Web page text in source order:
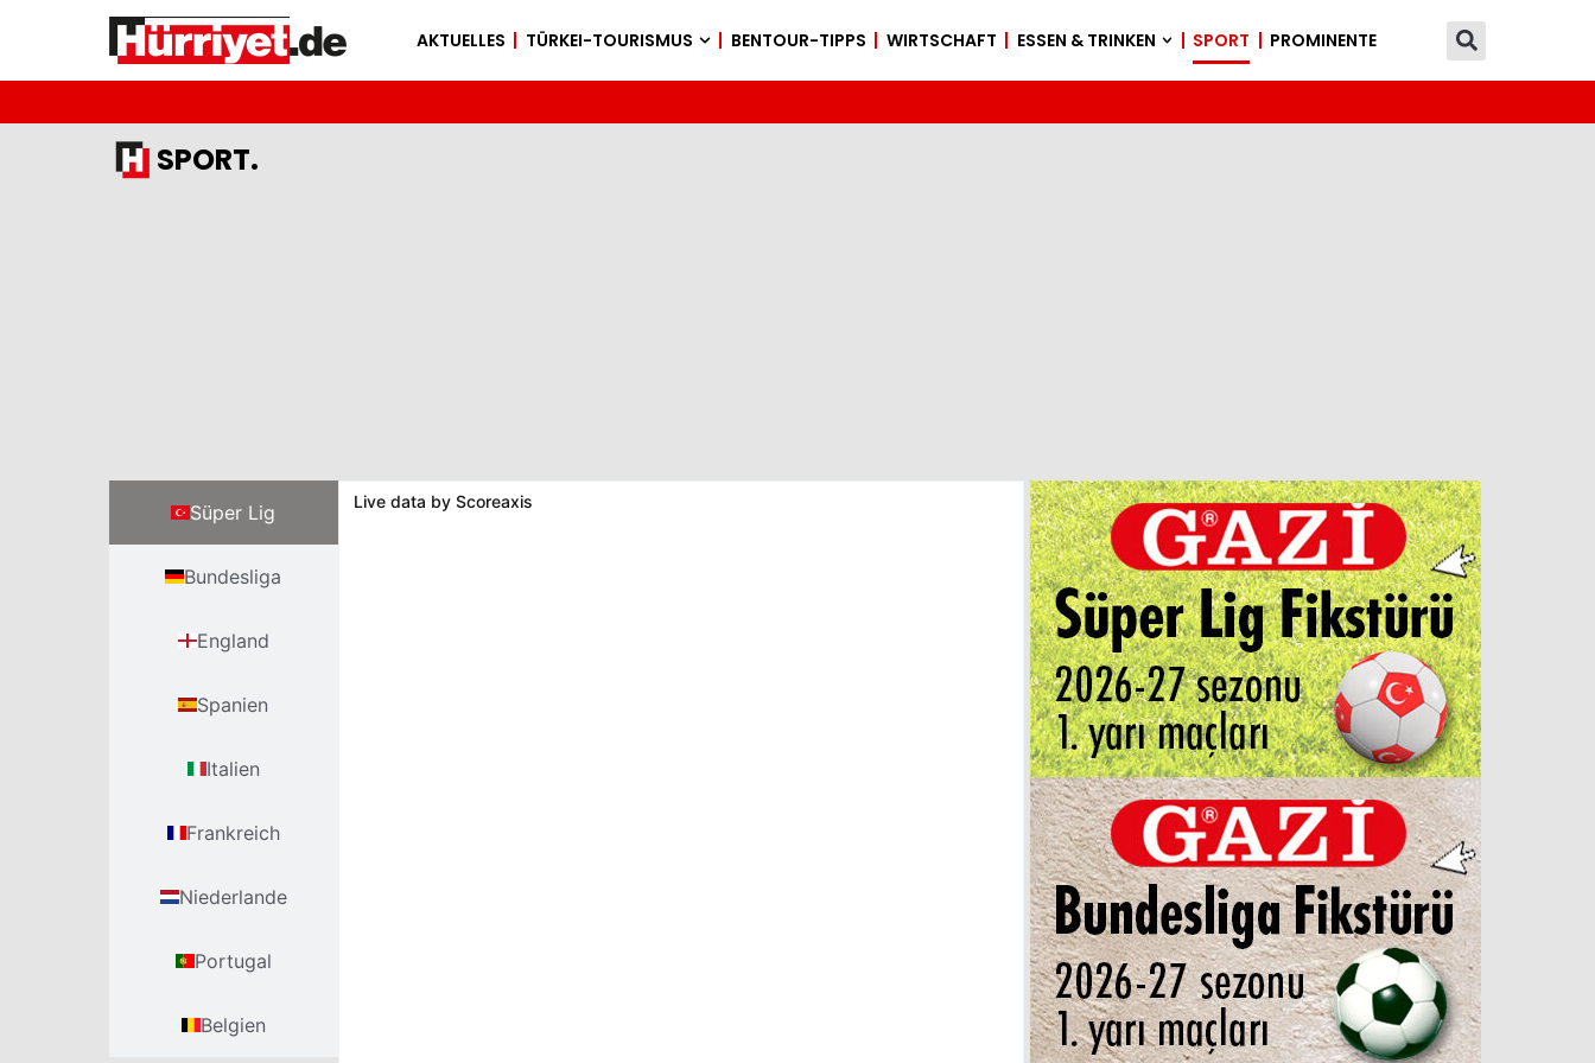
AKTUELLES TÜRKEI-TOURISMUS BENTOUR-TIPPS WIRTSCHAFT ESSEN & TRINKEN SPORT PROMINENTE
SPORT.
Süper Lig
Bundesliga
England
Spanien
Italien
Frankreich
Niederlande
Portugal
Belgien
Live data by Scoreaxis